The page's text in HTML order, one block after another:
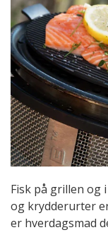
Fisk på grillen og
og krydderurter
er hverdagsmad